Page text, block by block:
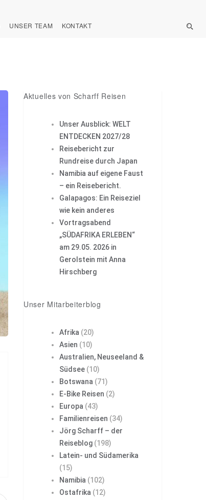
UNSER TEAM KONTAKT
Aktuelles von Scharff Reisen
Unser Ausblick: WELT
ENTDECKEN 2027/28
Reisebericht zur
Rundreise durch Japan
Namibia auf eigene Faust
– ein Reisebericht.
Galapagos: Ein Reiseziel
wie kein anderes
Vortragsabend
„SÜDAFRIKA ERLEBEN“
am 29.05. 2026 in
Gerolstein mit Anna
Hirschberg
Unser Mitarbeiterblog
Afrika (20)
Asien (10)
Australien, Neuseeland &
Südsee (10)
Botswana (71)
E-Bike Reisen (2)
Europa (43)
Familienreisen (34)
Jörg Scharff – der
Reiseblog (198)
Latein- und Südamerika
(15)
Namibia (102)
Ostafrika (12)